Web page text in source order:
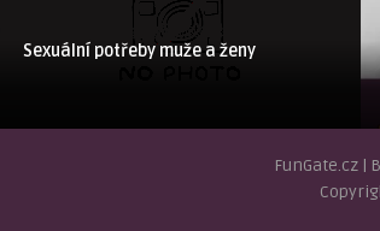
Sexuální potřeby muže a ženy
FunGate.cz |